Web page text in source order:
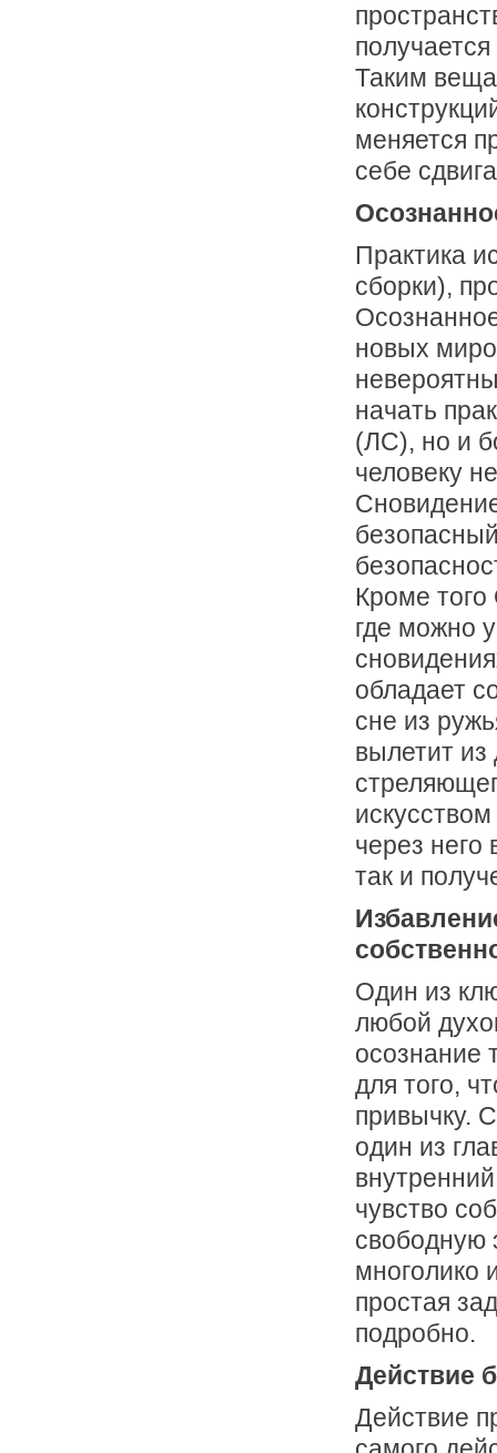
Таким
меняется
себе
Практика
сборки),
новых
начать
(ЛС), но и
человеку
Кроме
где можно
обладает
сне из
вылетит
через него
так и
Один из
любой
осознание
для того,
привычку.
один из
чувство
свободную
многолико
простая
подробно.
Действие
Действие